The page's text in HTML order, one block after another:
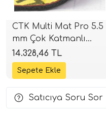
CTK Multi Mat Pro 5.5
mm Çok Katmanlı
İzolasyon | 11 Adet
(2.03 m²) | SPLHIFI
14.328,46 TL
Satıcıya Soru Sor